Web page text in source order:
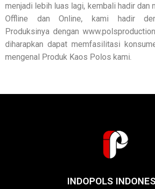
menjadi lebih luas lagi, kembali hadir dan
Offline dan Online, kami hadir
Produksinya dengan
diharapkan dapat memfasilitasi
mengenal Produk Kaos Polos kami.
INDOPOLS